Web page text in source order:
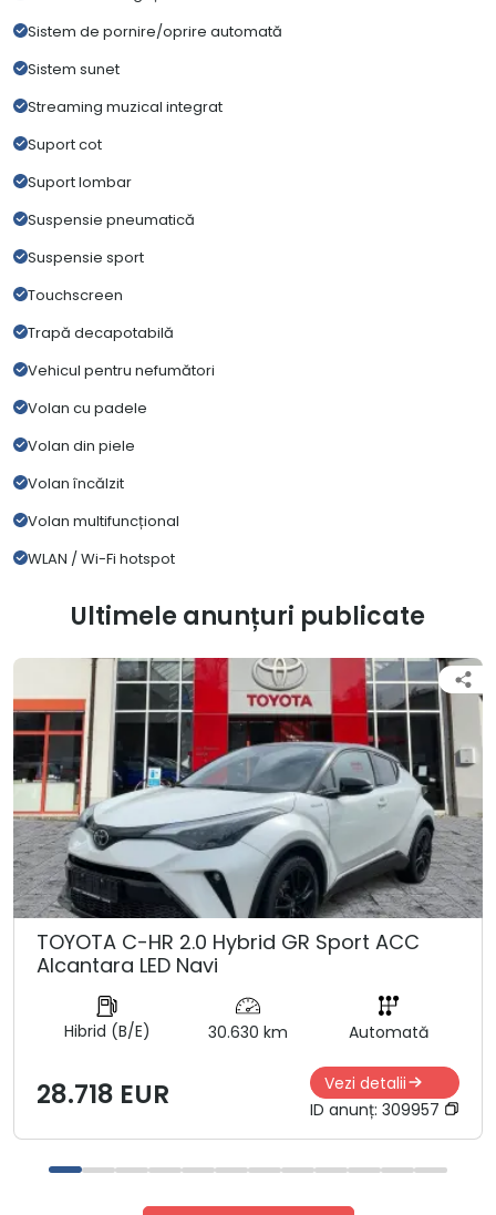
Sistem de pornire/oprire automată
Sistem sunet
Streaming muzical integrat
Suport cot
Suport lombar
Suspensie pneumatică
Suspensie sport
Touchscreen
Trapă decapotabilă
Vehicul pentru nefumători
Volan cu padele
Volan din piele
Volan încălzit
Volan multifuncțional
WLAN / Wi-Fi hotspot
Ultimele anunțuri publicate
TOYOTA C-HR 2.0 Hybrid GR Sport ACC
Alcantara LED Navi
Hibrid (B/E) 30.630 km Automată
28.718 EUR
Vezi detalii
ID anunț: 309957